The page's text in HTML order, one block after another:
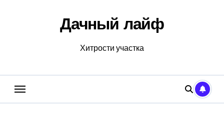
Дачный лайф
Хитрости участка